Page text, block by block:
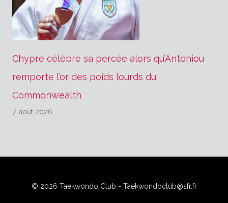
Chypre célèbre sa percée alors qu’Antoniou
remporte l’or des poids lourds du
Commonwealth
7 août 2026
© 2026 Taekwondo Club - Taekwondoclub@sfr.fr